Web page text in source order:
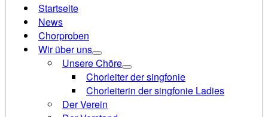
Startseite
News
Chorproben
Wir über uns
Unsere Chöre
Chorleiter der singfonie
Chorleiterin der singfonie Ladies
Der Verein